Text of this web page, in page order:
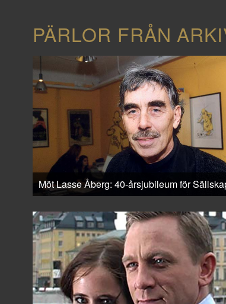
PÄRLOR FRÅN
Möt Lasse Åberg: 40-årsjubileum för